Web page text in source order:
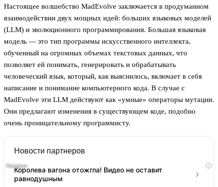
Настоящее волшебство MadEvolve заключается в продуманном
взаимодействии двух мощных идей: больших языковых моделей
(LLM) и эволюционного программирования. Большая языковая
модель — это тип программы искусственного интеллекта,
обученный на огромных объемах текстовых данных, что
позволяет ей понимать, генерировать и обрабатывать
человеческий язык, который, как выяснилось, включает в себя
написание и понимание компьютерного кода. В случае с
MadEvolve эти LLM действуют как «умные» операторы мутации.
Они предлагают изменения в существующем коде, подобно
очень проницательному программисту.
Новости партнеров
i
Королева вагона отожгла! Видео не оставит
равнодушным